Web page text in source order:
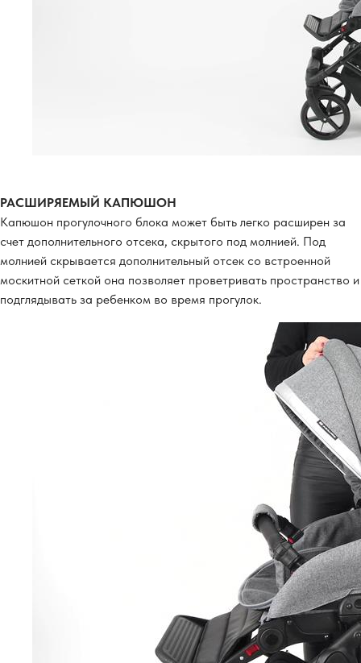
РАСШИРЯЕМЫЙ КАПЮШОН
Капюшон прогулочного блока может быть легко расширен за
счет дополнительного отсека, скрытого под молнией. Под
молнией скрывается дополнительный отсек со встроенной
москитной сеткой она позволяет проветривать пространство и
подглядывать за ребенком во время прогулок.